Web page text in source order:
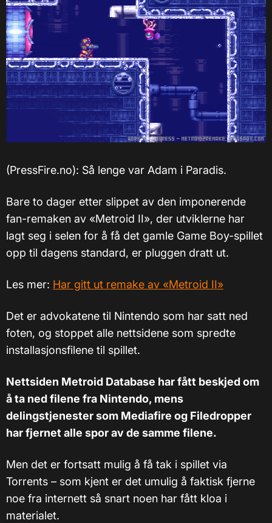
(PressFire.no): Så lenge var Adam i Paradis.
Bare to dager etter slippet av den imponerende
fan-remaken av «Metroid II», der utviklerne har
lagt seg i selen for å få det gamle Game Boy-spillet
opp til dagens standard, er pluggen dratt ut.
Les mer: Har gitt ut remake av «Metroid II»
Det er advokatene til Nintendo som har satt ned
foten, og stoppet alle nettsidene som spredte
installasjonsfilene til spillet.
Nettsiden Metroid Database har fått beskjed om
å ta ned filene fra Nintendo, mens
delingstjenester som Mediafire og Filedropper
har fjernet alle spor av de samme filene.
Men det er fortsatt mulig å få tak i spillet via
Torrents – som kjent er det umulig å faktisk fjerne
noe fra internett så snart noen har fått kloa i
materialet.